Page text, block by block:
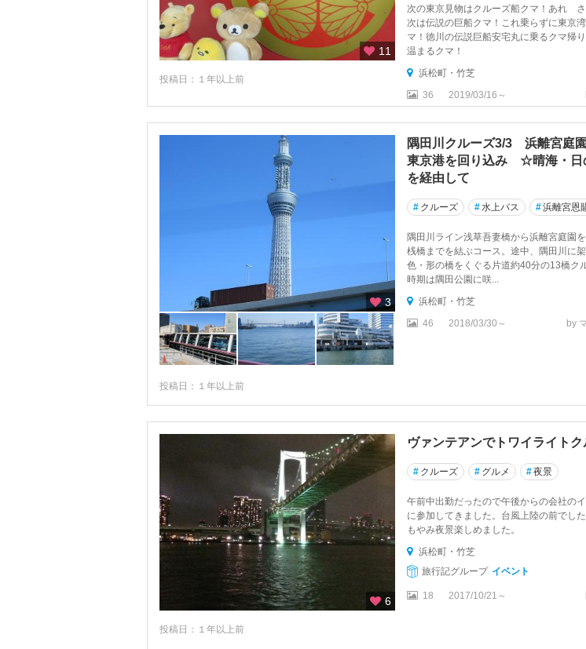
11
投稿日：１年以上前
次の東京見物はクルーズ船クマ！あれ さ
次は伝説の巨船クマ！これ乗らずに東京
マ！徳川の伝説巨船安宅丸に乗るクマ帰
温まるクマ！
浜松町・竹芝
36
2019/03/16～
3
投稿日：１年以上前
隅田川クルーズ3/3 浜離宮庭
東京港を回り込み ☆晴海・日
を経由して
# クルーズ #水上バス #浜離宮恩
隅田川ライン浅草吾妻橋から浜離宮庭園
桟橋までを結ぶコース。途中、隅田川に
色・形の橋をくぐる片道約40分の13橋ク
時期は隅田公園に咲...
浜松町・竹芝
46
2018/03/30～ by
6
投稿日：１年以上前
ヴァンテアンでトワイライトク
# クルーズ # グルメ #夜景
午前中出勤だったので午後からの会社の
に参加してきました。台風上陸の前でし
もやみ夜景楽しめました。
浜松町・竹芝
旅行記グループ イベント
18 2017/10/21～